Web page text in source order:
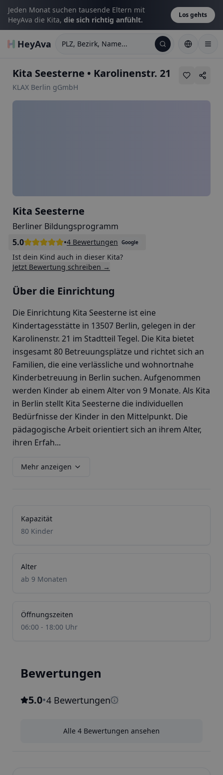
Jeden Monat suchen tausende Eltern mit
HeyAva die Kita, die sich richtig anfühlt.
Los gehts
HeyAva PLZ, Bezirk, Name...
Kita Seesterne • Karolinenstr. 21
KLAX Berlin gGmbH
Kita Seesterne
Berliner Bildungsprogramm
5.0
•4 Bewertungen Google
Ist dein Kind auch in dieser Kita?
Jetzt Bewertung schreiben →
Über die Einrichtung
Die Einrichtung Kita Seesterne ist eine
Kindertagesstätte in 13507 Berlin, gelegen in der
Karolinenstr. 21 im Stadtteil Tegel. Die Kita bietet
insgesamt 80 Betreuungsplätze und richtet sich an
Familien, die eine verlässliche und wohnortnahe
Kinderbetreuung in Berlin suchen. Aufgenommen
werden Kinder ab einem Alter von 9 Monate. Als Kita
in Berlin stellt Kita Seesterne die individuellen
Bedürfnisse der Kinder in den Mittelpunkt. Die
pädagogische Arbeit orientiert sich an ihrem Alter,
ihren Erfah...
Mehr anzeigen
Kapazität
80 Kinder
Alter
ab 9 Monaten
Öffnungszeiten
06:00 - 18:00 Uhr
Bewertungen
5.0•4 Bewertungen
Alle 4 Bewertungen ansehen